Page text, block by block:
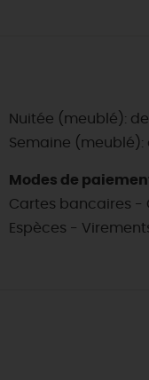
Nuitée (meublé):
Semaine (meublé):
Modes de
Cartes bancaires -
Espèces -